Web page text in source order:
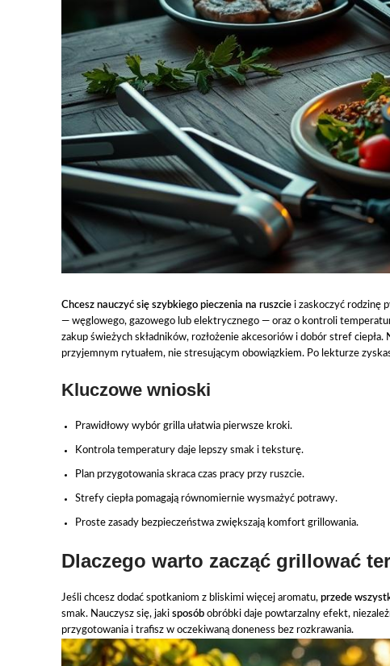
Chcesz nauczyć się szybkiego pieczenia na ruszcie i zaskoczyć rodzinę
— węglowego, gazowego lub elektrycznego — oraz o kontroli
zakup świeżych składników, rozłożenie akcesoriów i dobór stref
przyjemnym rytuałem, nie stresującym obowiązkiem. Po lekturze
Kluczowe wnioski
Prawidłowy wybór grilla ułatwia pierwsze kroki.
Kontrola temperatury daje lepszy smak i teksturę.
Plan przygotowania skraca czas pracy przy ruszcie.
Strefy ciepła pomagają równomiernie wysmażyć potrawy.
Proste zasady bezpieczeństwa zwiększają komfort grillowania.
Dlaczego warto zacząć grillować
Jeśli chcesz dodać spotkaniom z bliskimi więcej aromatu, przede
smak. Nauczysz się, jaki sposób obróbki daje powtarzalny efekt,
przygotowania i trafisz w oczekiwaną doneness bez rozkrawania.